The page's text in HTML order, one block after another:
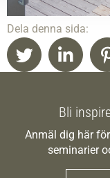
Dela denna sida:
Bli
Anmäl dig här
seminarier